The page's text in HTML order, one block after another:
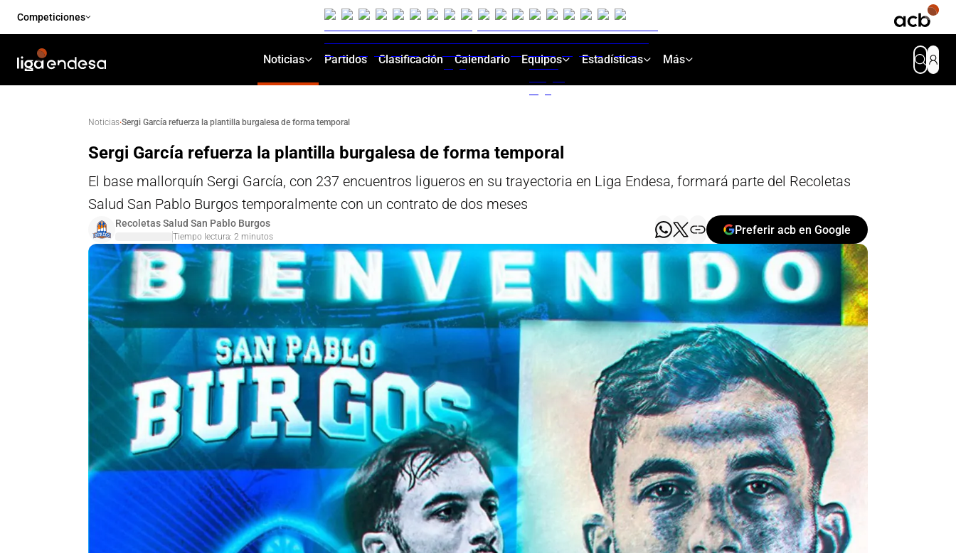
Competiciones
Noticias Partidos Clasificación Calendario Equipos Estadísticas Más
Noticias·Sergi García refuerza la plantilla burgalesa de forma temporal
Sergi García refuerza la plantilla burgalesa de forma temporal
El base mallorquín Sergi García, con 237 encuentros ligueros en su trayectoria en Liga Endesa, formará parte del Recoletas
Salud San Pablo Burgos temporalmente con un contrato de dos meses
Recoletas Salud San Pablo Burgos
Tiempo lectura: 2 minutos
Preferir acb en Google